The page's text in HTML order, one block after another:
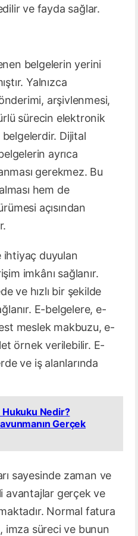
ve fayda sağlar.
belgelerin yerini
Yalnızca
arşivlenmesi,
sürecin elektronik
Dijital
ayrıca
gerekmez. Bu
hem de
açısından
ihtiyaç duyulan
imkânı sağlanır.
ve hızlı bir şekilde
E-belgelere, e-
meslek makbuzu, e-
örnek verilebilir. E-
ve iş alanlarında
Hukuku Nedir?
Gerçek
sayesinde zaman ve
avantajlar gerçek ve
Normal fatura
imza süreci ve bunun